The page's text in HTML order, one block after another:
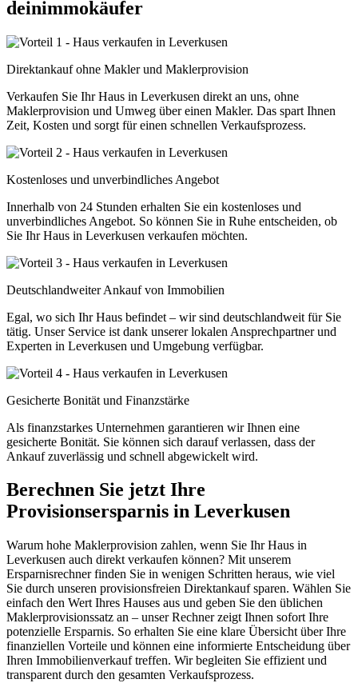
deinimmokäufer
Direktankauf ohne Makler und Maklerprovision
Verkaufen Sie Ihr Haus in Leverkusen direkt an uns, ohne
Maklerprovision und Umweg über einen Makler. Das spart Ihnen
Zeit, Kosten und sorgt für einen schnellen Verkaufsprozess.
Kostenloses und unverbindliches Angebot
Innerhalb von 24 Stunden erhalten Sie ein kostenloses und
unverbindliches Angebot. So können Sie in Ruhe entscheiden, ob
Sie Ihr Haus in Leverkusen verkaufen möchten.
Deutschlandweiter Ankauf von Immobilien
Egal, wo sich Ihr Haus befindet – wir sind deutschlandweit für Sie
tätig. Unser Service ist dank unserer lokalen Ansprechpartner und
Experten in Leverkusen und Umgebung verfügbar.
Gesicherte Bonität und Finanzstärke
Als finanzstarkes Unternehmen garantieren wir Ihnen eine
gesicherte Bonität. Sie können sich darauf verlassen, dass der
Ankauf zuverlässig und schnell abgewickelt wird.
Berechnen Sie jetzt Ihre
Provisionsersparnis in Leverkusen
Warum hohe Maklerprovision zahlen, wenn Sie Ihr Haus in
Leverkusen auch direkt verkaufen können? Mit unserem
Ersparnisrechner finden Sie in wenigen Schritten heraus, wie viel
Sie durch unseren provisionsfreien Direktankauf sparen. Wählen Sie
einfach den Wert Ihres Hauses aus und geben Sie den üblichen
Maklerprovisionssatz an – unser Rechner zeigt Ihnen sofort Ihre
potenzielle Ersparnis. So erhalten Sie eine klare Übersicht über Ihre
finanziellen Vorteile und können eine informierte Entscheidung über
Ihren Immobilienverkauf treffen. Wir begleiten Sie effizient und
transparent durch den gesamten Verkaufsprozess.